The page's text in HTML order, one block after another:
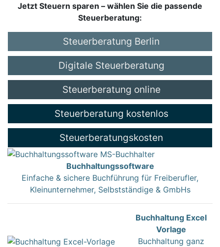
Jetzt Steuern sparen – wählen Sie die passende
Steuerberatung:
Steuerberatung Berlin
Digitale Steuerberatung
Steuerberatung online
Steuerberatung kostenlos
Steuerberatungskosten
Buchhaltungssoftware
Einfache & sichere Buchführung für Freiberufler,
Kleinunternehmer, Selbstständige & GmbHs
Buchhaltung Excel
Vorlage
Buchhaltung ganz